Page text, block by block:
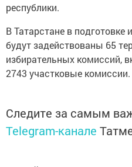
республики.
В Татарстане в подготовке
будут задействованы 65
избирательных комиссий,
2743 участковые комиссии.
Следите за самым
Telegram-канале